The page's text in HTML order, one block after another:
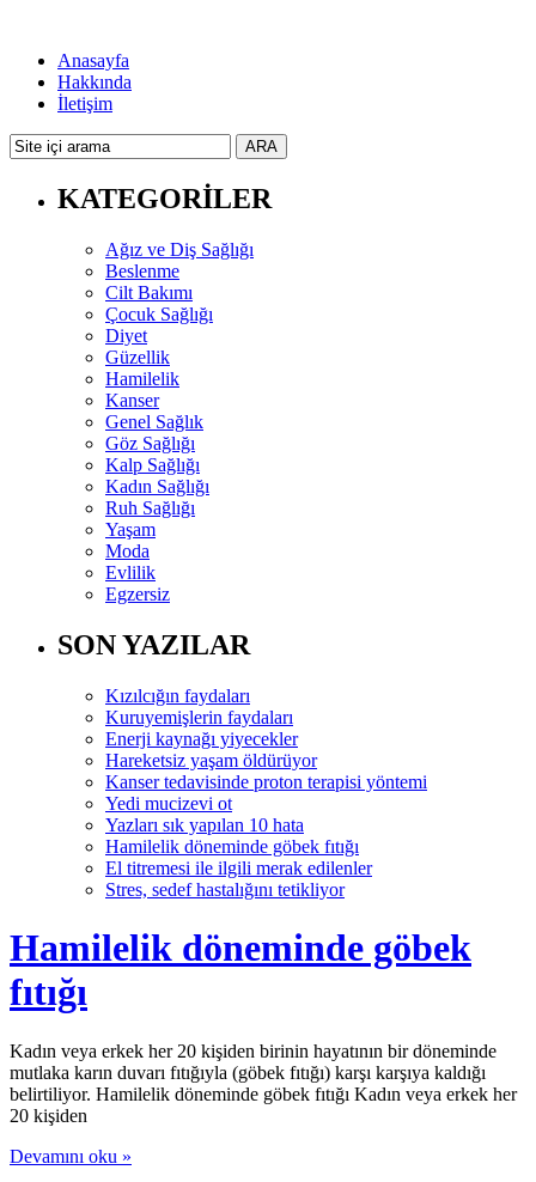
Anasayfa
Hakkında
İletişim
KATEGORİLER
Ağız ve Diş Sağlığı
Beslenme
Cilt Bakımı
Çocuk Sağlığı
Diyet
Güzellik
Hamilelik
Kanser
Genel Sağlık
Göz Sağlığı
Kalp Sağlığı
Kadın Sağlığı
Ruh Sağlığı
Yaşam
Moda
Evlilik
Egzersiz
SON YAZILAR
Kızılcığın faydaları
Kuruyemişlerin faydaları
Enerji kaynağı yiyecekler
Hareketsiz yaşam öldürüyor
Kanser tedavisinde proton terapisi yöntemi
Yedi mucizevi ot
Yazları sık yapılan 10 hata
Hamilelik döneminde göbek fıtığı
El titremesi ile ilgili merak edilenler
Stres, sedef hastalığını tetikliyor
Hamilelik döneminde göbek
fıtığı
Kadın veya erkek her 20 kişiden birinin hayatının bir döneminde
mutlaka karın duvarı fıtığıyla (göbek fıtığı) karşı karşıya kaldığı
belirtiliyor. Hamilelik döneminde göbek fıtığı Kadın veya erkek her
20 kişiden
Devamını oku »